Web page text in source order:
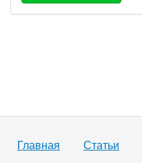
Главная Статьи